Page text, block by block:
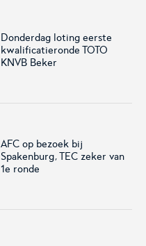
Donderdag loting eerste
kwalificatieronde TOTO
KNVB Beker
AFC op bezoek bij
Spakenburg, TEC zeker van
1e ronde